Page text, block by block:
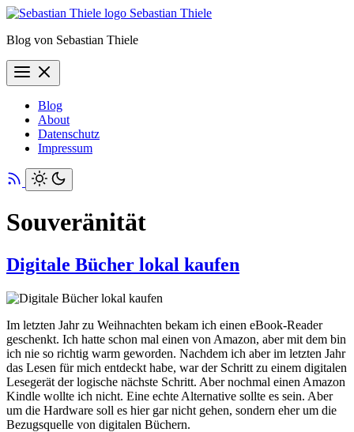
Sebastian Thiele
Blog von Sebastian Thiele
Blog
About
Datenschutz
Impressum
Souveränität
Digitale Bücher lokal kaufen
Im letzten Jahr zu Weihnachten bekam ich einen eBook-Reader
geschenkt. Ich hatte schon mal einen von Amazon, aber mit dem bin
ich nie so richtig warm geworden. Nachdem ich aber im letzten Jahr
das Lesen für mich entdeckt habe, war der Schritt zu einem digitalen
Lesegerät der logische nächste Schritt. Aber nochmal einen Amazon
Kindle wollte ich nicht. Eine echte Alternative sollte es sein. Aber
um die Hardware soll es hier gar nicht gehen, sondern eher um die
Bezugsquelle von digitalen Büchern.